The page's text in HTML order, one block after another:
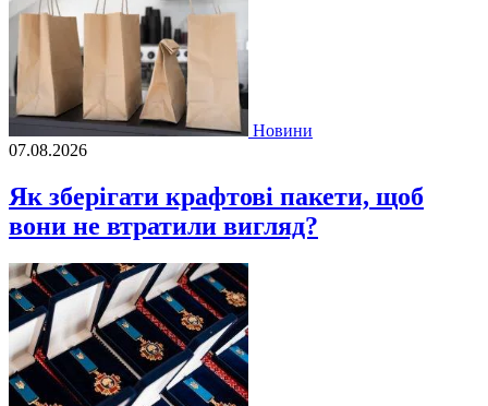
Новини
07.08.2026
Як зберігати крафтові пакети, щоб
вони не втратили вигляд?